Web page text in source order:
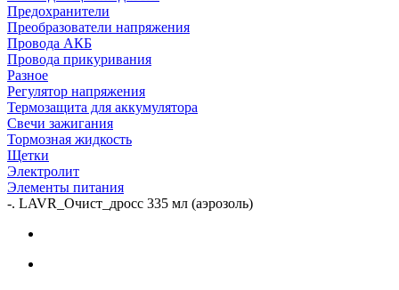
Предохранители
Преобразователи напряжения
Провода АКБ
Провода прикуривания
Разное
Регулятор напряжения
Термозащита для аккумулятора
Свечи зажигания
Тормозная жидкость
Щетки
Электролит
Элементы питания
-. LAVR_Очист_дросс 335 мл (аэрозоль)